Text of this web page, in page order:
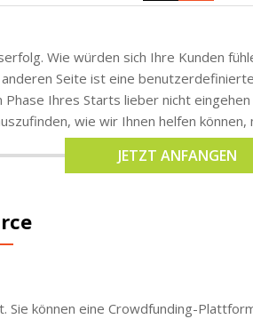
Wie würden sich Ihre Kunden
Seite ist eine
Ihres Starts lieber nicht
wie wir Ihnen helfen
JETZT ANFANGEN
Sie können eine Crowdfunding-